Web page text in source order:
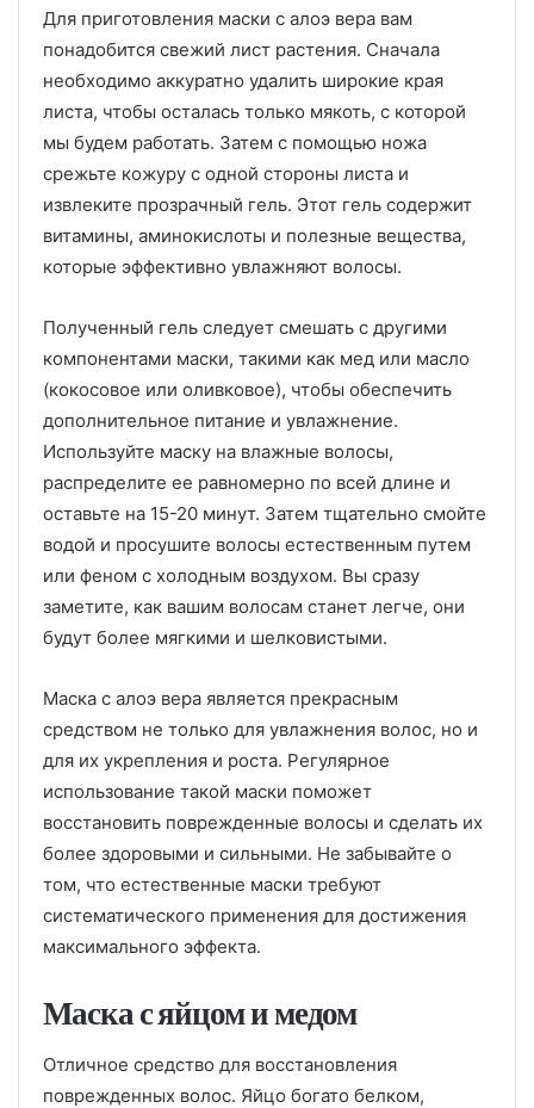
Для приготовления маски с алоэ вера вам
понадобится свежий лист растения. Сначала
необходимо аккуратно удалить широкие края
листа, чтобы осталась только мякоть, с которой
мы будем работать. Затем с помощью ножа
срежьте кожуру с одной стороны листа и
извлеките прозрачный гель. Этот гель содержит
витамины, аминокислоты и полезные вещества,
которые эффективно увлажняют волосы.
Полученный гель следует смешать с другими
компонентами маски, такими как мед или масло
(кокосовое или оливковое), чтобы обеспечить
дополнительное питание и увлажнение.
Используйте маску на влажные волосы,
распределите ее равномерно по всей длине и
оставьте на 15-20 минут. Затем тщательно смойте
водой и просушите волосы естественным путем
или феном с холодным воздухом. Вы сразу
заметите, как вашим волосам станет легче, они
будут более мягкими и шелковистыми.
Маска с алоэ вера является прекрасным
средством не только для увлажнения волос, но и
для их укрепления и роста. Регулярное
использование такой маски поможет
восстановить поврежденные волосы и сделать их
более здоровыми и сильными. Не забывайте о
том, что естественные маски требуют
систематического применения для достижения
максимального эффекта.
Маска с яйцом и медом
Отличное средство для восстановления
поврежденных волос. Яйцо богато белком,